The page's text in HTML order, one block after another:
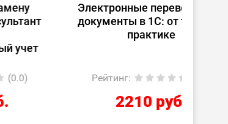
Электронные перевозочные
документы в 1С: от теории к
(0.0)
2210 руб.